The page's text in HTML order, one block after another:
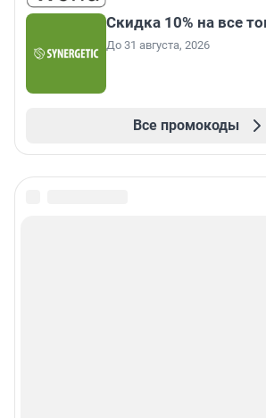
Скидка 10% на все
До 31 августа, 2026
Все промокоды